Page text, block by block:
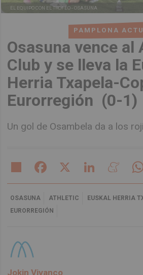
PAMPLONA
Osasuna vence al
Club y se lleva la
Herria Txapela-
Eurorregión (0-1)
Un gol de Osambela da a los
EL EQUIPO CON EL TROFEO -OSASUNA
Share Facebook LinkedIn
OSASUNA ATHLETIC
EUSKAL HERRIA
EURORREGIÓN
Jokin Vivanco